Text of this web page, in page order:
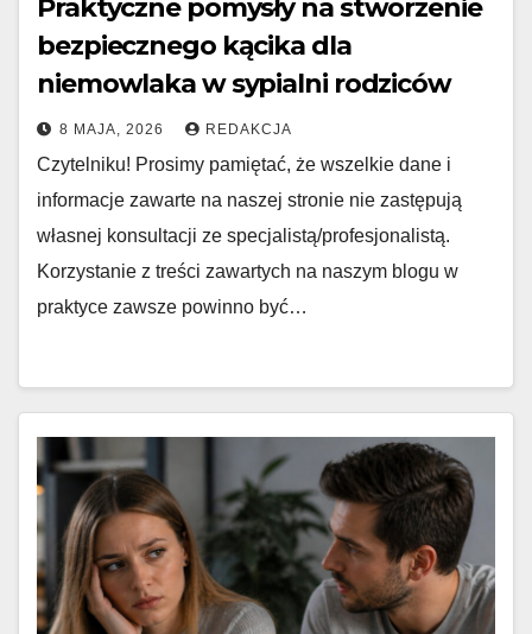
Praktyczne pomysły na stworzenie
bezpiecznego kącika dla
niemowlaka w sypialni rodziców
8 MAJA, 2026 REDAKCJA
Czytelniku! Prosimy pamiętać, że wszelkie dane i
informacje zawarte na naszej stronie nie zastępują
własnej konsultacji ze specjalistą/profesjonalistą.
Korzystanie z treści zawartych na naszym blogu w
praktyce zawsze powinno być…